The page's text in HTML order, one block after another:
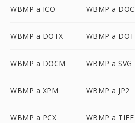
WBMP a ICO WBMP a DOC
WBMP a DOTX WBMP a DOT
WBMP a DOCM WBMP a SVG
WBMP a XPM WBMP a JP2
WBMP a PCX WBMP a TIFF